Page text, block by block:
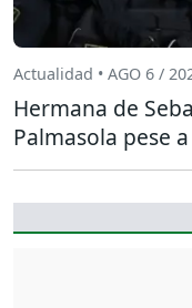
Actualidad • AGO 6 /
Hermana de
Palmasola pese